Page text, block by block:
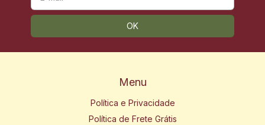
Menu
Política e Privacidade
Política de Frete Grátis